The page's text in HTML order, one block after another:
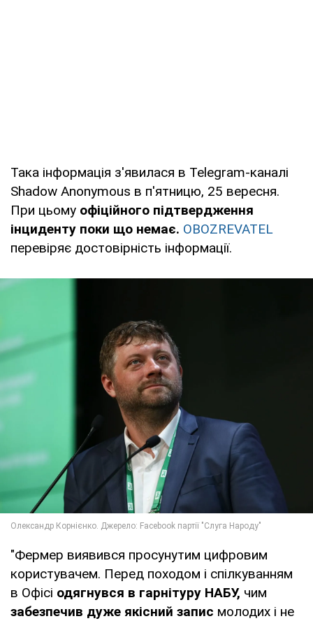
Така інформація з'явилася в Telegram-каналі
Shadow Anonymous в п'ятницю, 25 вересня.
При цьому офіційного підтвердження
інциденту поки що немає. OBOZREVATEL
перевіряє достовірність інформації.
"Фермер виявився просунутим цифровим
користувачем. Перед походом і спілкуванням
в Офісі одягнувся в гарнітуру НАБУ, чим
забезпечив дуже якісний запис молодих і не